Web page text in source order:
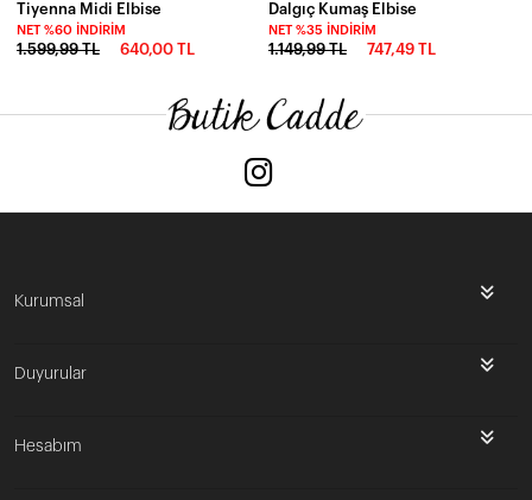
Tiyenna Midi Elbise
NET %60 İNDIRIM
1.599,99 TL 640,00 TL
Dalgıç Kumaş Elbise
NET %35 İNDIRIM
1.149,99 TL 747,49 TL
Kurumsal
Duyurular
Hesabım